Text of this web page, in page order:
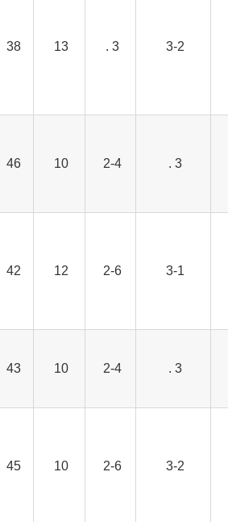
3-2
3 .
13
38
3 .
2-4
10
46
3-1
2-6
12
42
3 .
2-4
10
43
3-2
2-6
10
45